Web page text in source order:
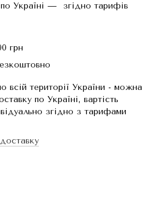
Україні — згідно тарифів
грн
всій території України - можна
по Україні, вартість
згідно з тарифами